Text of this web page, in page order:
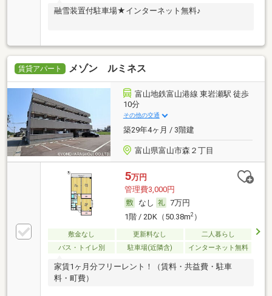
融雪装置付駐車場★インターネット無料♪
賃貸アパート メゾン ルミネス
富山地鉄富山港線 東岩瀬駅 徒歩
10分
その他の交通
築29年4ヶ月 / 3階建
富山県富山市森２丁目
5万円
管理費3,000円
なし
7万円
1階 / 2DK（50.38m2）
敷金なし 更新料なし
二人暮らし
バス・トイレ別
駐車場(近隣含) インターネット無料
家賃1ヶ月分フリーレント！（賃料・共益費・駐車
料・町費）